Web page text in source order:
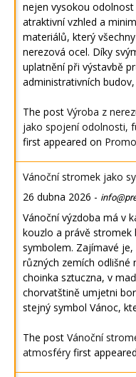
nejen vysokou
atraktivní vzhled a
materiálů, který
nerezová ocel. Díky
uplatnění při výstavbě
administrativních
The post Výroba z
jako spojení odolnosti,
first appeared on
Vánoční stromek jako
26 dubna 2026 -
Vánoční výzdoba má v
kouzlo a právě stromek
symbolem. Zajímavé
různých zemích odlišné
choinka sztuczna, v
chorvatštině umjetni
stejný symbol Vánoc,
The post Vánoční
atmosféry first